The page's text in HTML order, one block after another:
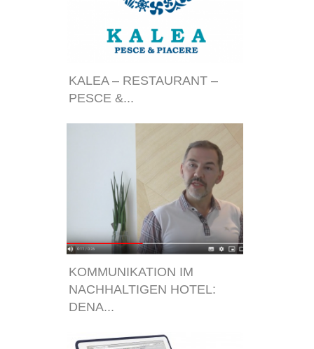
KALEA – RESTAURANT –
PESCE &...
KOMMUNIKATION IM
NACHHALTIGEN HOTEL:
DENA...